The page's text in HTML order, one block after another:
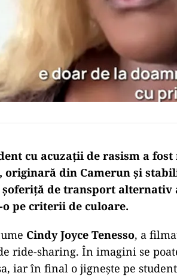
cu acuzații de rasism a
originară din Camerun și
șoferiță de transport alternativ
pe criterii de culoare.
Cindy Joyce Tenesso, a
ride-sharing. În imagini se
iar în final o jignește pe